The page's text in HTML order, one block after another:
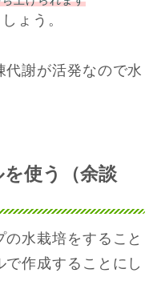
ょう。
代謝が活発なので水
使う（余談
水栽培をすること
作成することにし